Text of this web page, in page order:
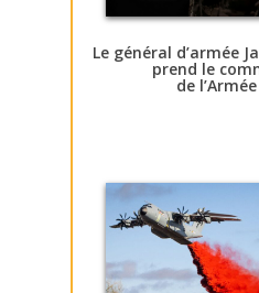
Le général d’armée
prend le
de